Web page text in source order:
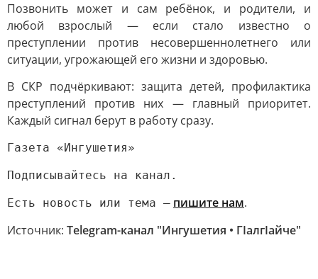
Позвонить может и сам ребёнок, и родители, и
любой взрослый — если стало известно о
преступлении против несовершеннолетнего или
ситуации, угрожающей его жизни и здоровью.
В СКР подчёркивают: защита детей, профилактика
преступлений против них — главный приоритет.
Каждый сигнал берут в работу сразу.
Газета «Ингушетия»
Подписывайтесь на канал.
Есть новость или тема — пишите нам.
Источник: Telegram-канал "Ингушетия • ГIалгIайче"